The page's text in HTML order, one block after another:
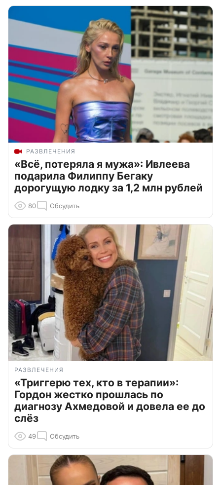
РАЗВЛЕЧЕНИЯ
«Всё, потеряла я мужа»: Ивлеева
подарила Филиппу Бегаку
дорогущую лодку за 1,2 млн рублей
80 Обсудить
РАЗВЛЕЧЕНИЯ
«Триггерю тех, кто в терапии»:
Гордон жестко прошлась по
диагнозу Ахмедовой и довела ее до
слёз
49 Обсудить